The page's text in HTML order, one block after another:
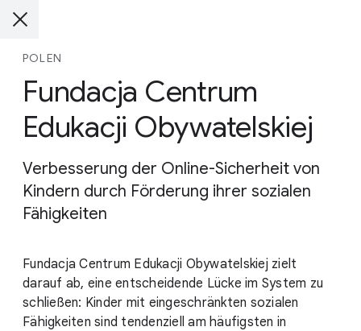
POLEN
Fundacja Centrum
Edukacji Obywatelskiej
Verbesserung der Online-Sicherheit von
Kindern durch Förderung ihrer sozialen
Fähigkeiten
Fundacja Centrum Edukacji Obywatelskiej zielt
darauf ab, eine entscheidende Lücke im System zu
schließen: Kinder mit eingeschränkten sozialen
Fähigkeiten sind tendenziell am häufigsten in